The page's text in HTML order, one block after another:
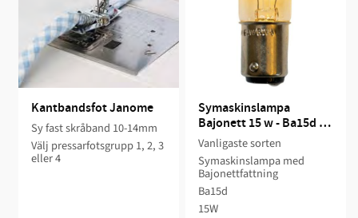
Kantbandsfot Janome
Sy fast skråband 10-14mm
Välj pressarfotsgrupp 1, 2, 3
eller 4
Symaskinslampa
Bajonett 15 w - Ba15d -
Riva
Vanligaste sorten
Symaskinslampa med
Bajonettfattning
Ba15d
15W